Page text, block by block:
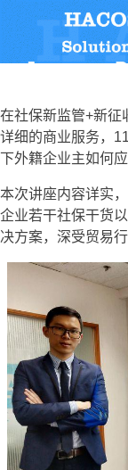
在社保新监管+新征
详细的商业服务，
下外籍企业主如何
本次讲座内容详实
企业若干社保干货
决方案，深受贸易